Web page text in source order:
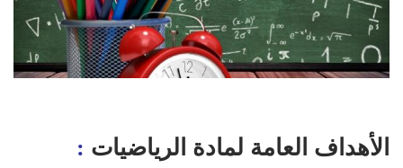
الأهداف العامة لمادة الرياضيات :